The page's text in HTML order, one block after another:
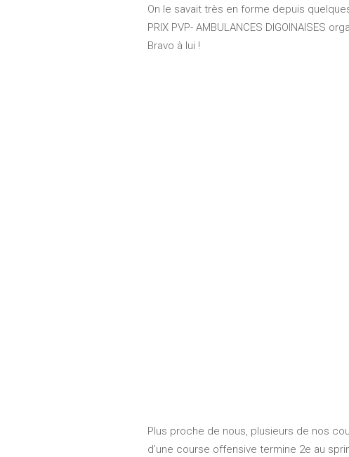
On le savait très en forme depuis
PRIX PVP- AMBULANCES DIGOINAISES
Bravo à lui !
Plus proche de nous, plusieurs de nos
d’une course offensive termine 2e au